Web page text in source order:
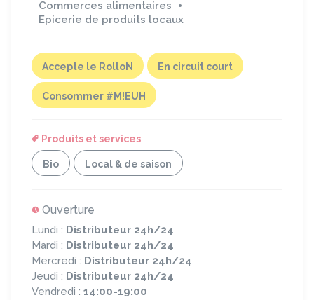
Commerces alimentaires
Epicerie de produits locaux
Accepte le RolloN En circuit court
Consommer #M!EUH
Produits et services
Bio Local & de saison
Ouverture
Lundi : Distributeur 24h/24
Mardi : Distributeur 24h/24
Mercredi : Distributeur 24h/24
Jeudi : Distributeur 24h/24
Vendredi : 14:00-19:00